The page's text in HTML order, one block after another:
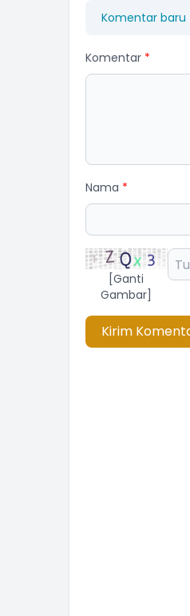
Komentar
Komentar *
Nama *
[Ganti
Gambar]
Kirim